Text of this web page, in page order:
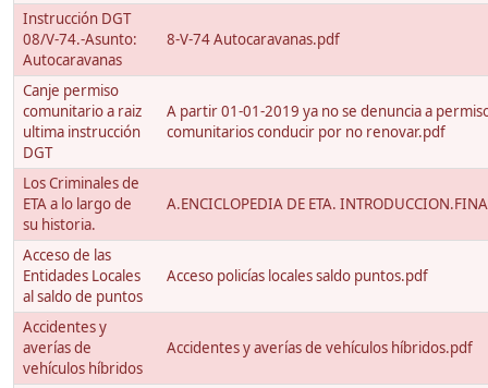
Instrucción DGT
08/V-74.-Asunto:
Autocaravanas
8-V-74 Autocaravanas.pdf
Canje permiso
comunitario a raiz
ultima instrucción
DGT
A partir 01-01-2019 ya no se denuncia a
comunitarios conducir por no renovar.pdf
Los Criminales de
ETA a lo largo de
su historia.
A.ENCICLOPEDIA DE ETA.
Acceso de las
Entidades Locales
al saldo de puntos
Acceso policías locales saldo puntos.pdf
Accidentes y
averías de
vehículos híbridos
Accidentes y averías de vehículos híbridos.pdf